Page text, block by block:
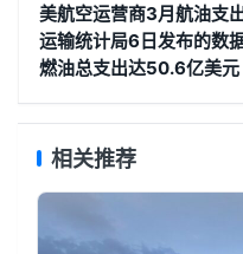
美航空运营商3月航油支
运输统计局6日发布的数
燃油总支出达50.6亿美元
相关推荐